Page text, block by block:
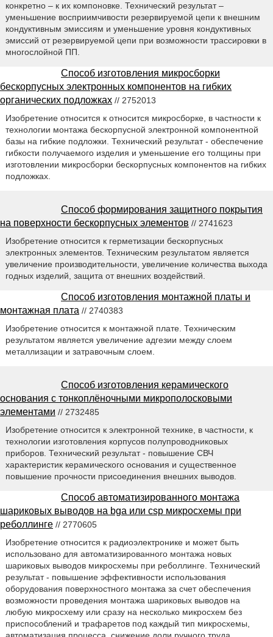
конкретно – к их компоновке. Технический результат –
уменьшение восприимчивости резервируемой цепи к внешним
кондуктивным эмиссиям и уменьшение уровня кондуктивных
эмиссий от резервируемой цепи при возможности трассировки в
многослойной ПП.
Способ изготовления микросборки
бескорпусных электронных компонентов на гибких
органических подложках // 2752013
Изобретение относится к относится микросборке, в частности к
технологии монтажа бескорпусной электронной компонентной
базы на гибкие подложки. Технический результат - обеспечение
гибкости получаемого изделия и уменьшение его толщины при
изготовлении микросборки бескорпусных компонентов на гибких
подложках.
Способ формирования защитного покрытия
на поверхности бескорпусных элементов // 2741623
Изобретение относится к герметизации бескорпусных
электронных элементов. Техническим результатом является
увеличение производительности, увеличение количества выхода
годных изделий, защита от внешних воздействий.
Способ изготовления монтажной платы и
монтажная плата // 2740383
Изобретение относится к монтажной плате. Техническим
результатом является увеличение адгезии между слоем
металлизации и затравочным слоем.
Способ изготовления керамического
основания с тонкоплёночными микрополосковыми
элементами // 2732485
Изобретение относится к электронной технике, в частности, к
технологии изготовления корпусов полупроводниковых
приборов. Технический результат - повышение СВЧ
характеристик керамического основания и существенное
повышение прочности присоединения внешних выводов.
Способ автоматизированного монтажа
шариковых выводов на bga или csp микросхемы при
реболлинге // 2770605
Изобретение относится к радиоэлектронике и может быть
использовано для автоматизированного монтажа новых
шариковых выводов микросхемы при реболлинге. Технический
результат - повышение эффективности использования
оборудования поверхностного монтажа за счет обеспечения
возможности проведения монтажа шариковых выводов на
любую микросхему или сразу на несколько микросхем без
приспособлений и трафаретов под каждый тип микросхемы,